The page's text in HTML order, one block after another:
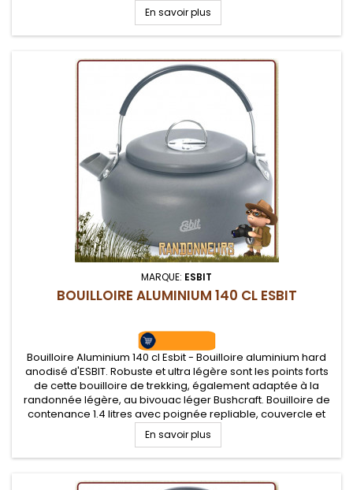
En savoir plus
MARQUE: ESBIT
BOUILLOIRE ALUMINIUM 140 CL ESBIT
Bouilloire Aluminium 140 cl Esbit - Bouilloire aluminium hard
anodisé d'ESBIT. Robuste et ultra légère sont les points forts
de cette bouilloire de trekking, également adaptée à la
randonnée légère, au bivouac léger Bushcraft. Bouilloire de
contenance 1.4 litres avec poignée repliable, couvercle et
bec verseur
En savoir plus